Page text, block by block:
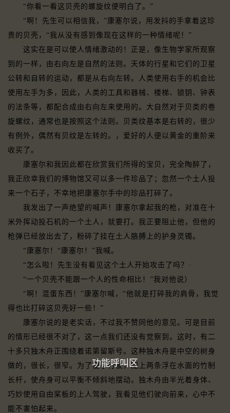
“你看一看这贝壳的螺旋纹便明白了。”
“啊！先生可以相信我，”康塞尔说，用发抖的手拿着这珍
贵的贝壳，“我从没有感到像现在这样的一种情绪呢！”
这实在是可以使人情绪激动的！正是，像生物学家所观察
到的一样，由右向左是自然的法则。天体的行星和它们的卫星
公转和自转的运动，都是从右向左转。人类使用右手的机会比
使用左手为多，因此，人类的工具和器械、楼梯、锁钥、钟表
的法条等，都配合成由右向左来使用的。大自然对于贝类的卷
旋螺纹，通常也是按照这个法则。贝类纹基本是右转的，很少
有例外，偶然有贝纹是左转的。，爱好的人便以黄金的重阶来
收买了。
康塞尔和我因此都在欣赏我们所得的宝贝，完全陶醉了，
我正欣幸我们的博物馆又可以多一件珍品了；忽然一个土人投
来一个石子，不幸地把康塞尔手中的珍品打碎了。
我发出了一声绝望的喊声！康塞尔拿起我的枪，对准在十
米外挥动投石机的一个土人，就要打。我正要阻止他，但他的
枪弹已经放出去了，粉碎了挂在土人胳膊上的护身灵镯。
“康塞尔！“康塞尔！”我喊。
“怎么啦！先生没有看见这个土人开始攻击了吗？·
“一个贝壳不能跟一个人的性命相比！”我对他说）
“啊！混蛋东西！”康塞尔喊，“他就是打碎我的肩骨，我觉
得也比打碎这贝壳好一些！”
康塞尔说的是老实话，不过我不赞同他的意见。可是目前
的情形已经很不对了，这一点我们还没有觉察到。这时，有二
十多只独木舟正围绕着诺第留斯号。这种独木舟是中空的树身
做的，很长，很窄。为了便于行驶，配上两条浮在水面的竹制
长杆，使舟身可以平衡不倾斜地摆动。独木舟由半光着身体、
巧妙使用自由桨板的上人驾驶，我看见他们驶向前来，心中不
能不害怕起来。
功能呼叫区